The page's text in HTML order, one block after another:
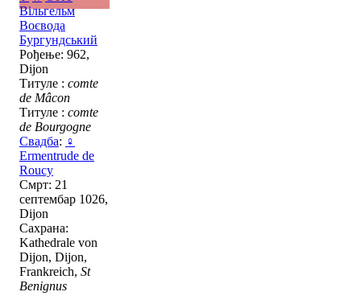
Вільгельм
Воєвода
Бургундський
Рођење: 962,
Dijon
Титуле : comte
de Mâcon
Титуле : comte
de Bourgogne
Свадба: ♀
Ermentrude de
Roucy
Смрт: 21
септембар 1026,
Dijon
Сахрана:
Kathedrale von
Dijon, Dijon,
Frankreich, St
Benignus